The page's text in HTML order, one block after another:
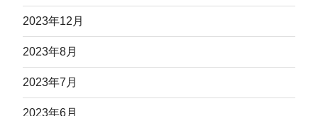
2023年12月
2023年8月
2023年7月
2023年6月